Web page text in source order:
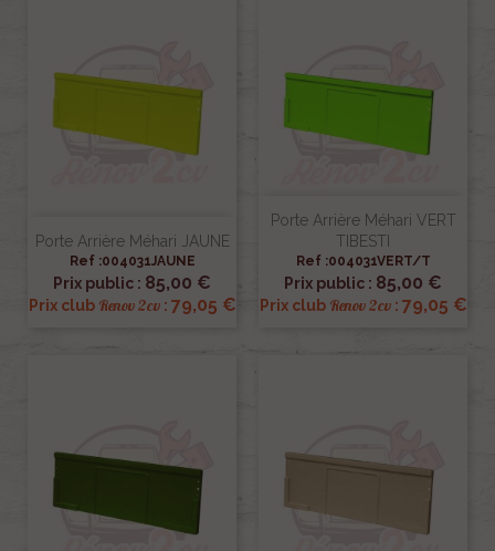
Porte Arrière Méhari JAUNE
Ref :004031JAUNE
Prix public : 85,00 €
Prix club Renov 2cv: 79,05 €
Porte Arrière Méhari VERT
TIBESTI
Ref :004031VERT/T
Prix public : 85,00 €
Prix club Renov 2cv: 79,05 €